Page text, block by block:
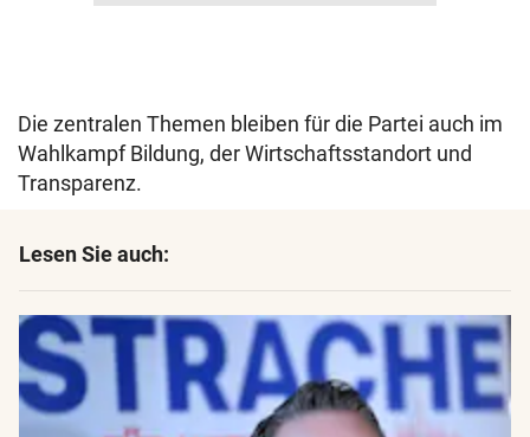
Die zentralen Themen bleiben für die Partei auch im
Wahlkampf Bildung, der Wirtschaftsstandort und
Transparenz.
Lesen Sie auch: